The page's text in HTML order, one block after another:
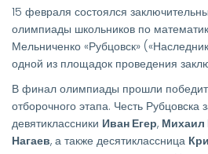
15 февраля состоялся
олимпиады школьников по
Мельниченко «Рубцовск»
одной из площадок проведения
В финал олимпиады прошли
отборочного этапа. Честь
девятиклассники Иван Егер, Михаил
Нагаев, а также десятиклассница